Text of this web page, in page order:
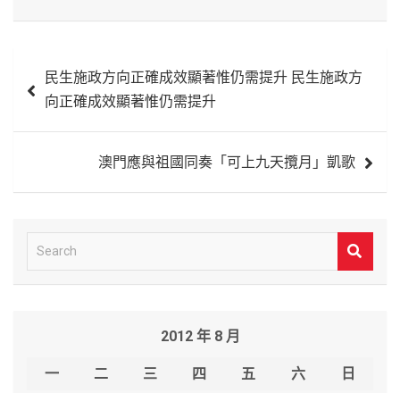
章
民生施政方向正確成效顯著惟仍需提升 民生施政方
向正確成效顯著惟仍需提升
澳門應與祖國同奏「可上九天攬月」凱歌
e
2012 年 8 月
一 二 三 四 五 六
日